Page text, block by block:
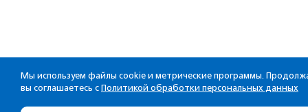
Мы используем файлы cookie и метрические программы.
вы соглашаетесь с Политикой обработки персональных данных